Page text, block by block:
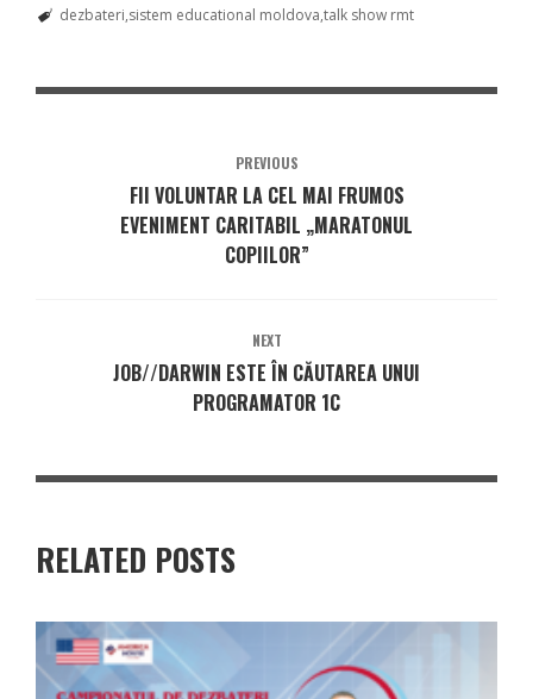
dezbateri sistem educational moldova talk show rmt
PREVIOUS
FII VOLUNTAR LA CEL MAI FRUMOS
EVENIMENT CARITABIL „MARATONUL
COPIILOR”
NEXT
JOB//DARWIN ESTE ÎN CĂUTAREA UNUI
PROGRAMATOR 1C
RELATED POSTS